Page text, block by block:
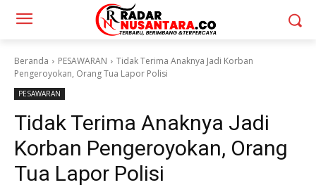
Beranda PESAWARAN
Tidak Terima Anaknya Jadi Korban
Pengeroyokan, Orang Tua Lapor Polisi
PESAWARAN
Tidak Terima Anaknya Jadi
Korban Pengeroyokan, Orang
Tua Lapor Polisi